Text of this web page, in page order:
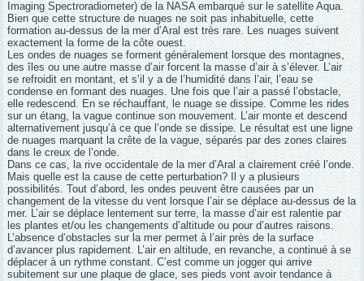
Imaging Spectroradiometer) de la NASA embarqué sur le satellite Aqua.
Bien que cette structure de nuages ne soit pas inhabituelle, cette
formation au-dessus de la mer d’Aral est très rare. Les nuages suivent
exactement la forme de la côte ouest.
Les ondes de nuages se forment généralement lorsque des montagnes,
des îles ou une autre masse d’air forcent la masse d’air à s’élever. L’air
se refroidit en montant, et s’il y a de l’humidité dans l’air, l’eau se
condense en formant des nuages. Une fois que l’air a passé l’obstacle,
elle redescend. En se réchauffant, le nuage se dissipe. Comme les rides
sur un étang, la vague continue son mouvement. L’air monte et descend
alternativement jusqu’à ce que l’onde se dissipe. Le résultat est une ligne
de nuages marquant la crête de la vague, séparés par des zones claires
dans le creux de l’onde.
Dans ce cas, la rive occidentale de la mer d’Aral a clairement créé l’onde.
Mais quelle est la cause de cette perturbation? Il y a plusieurs
possibilités. Tout d’abord, les ondes peuvent être causées par un
changement de la vitesse du vent lorsque l’air se déplace au-dessus de la
mer. L’air se déplace lentement sur terre, la masse d’air est ralentie par
les plantes et/ou les changements d’altitude ou pour d’autres raisons.
L’absence d’obstacles sur la mer permet à l’air près de la surface
d’avancer plus rapidement. L’air en altitude, en revanche, a continué à se
déplacer à un rythme constant. C’est comme un jogger qui arrive
subitement sur une plaque de glace, ses pieds vont avoir tendance à